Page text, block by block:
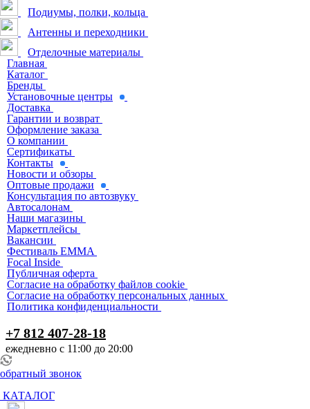
Подиумы, полки, кольца
Антенны и переходники
Отделочные материалы
Главная
Каталог
Бренды
Установочные центры
Доставка
Гарантии и возврат
Оформление заказа
О компании
Сертификаты
Контакты
Новости и обзоры
Оптовые продажи
Консультация по автозвуку
Автосалонам
Наши магазины
Маркетплейсы
Вакансии
Фестиваль EMMA
Focal Inside
Публичная оферта
Согласие на обработку файлов cookie
Согласие на обработку персональных данных
Политика конфиденциальности
+7 812 407-28-18
ежедневно с 11:00 до 20:00
обратный звонок
КАТАЛОГ